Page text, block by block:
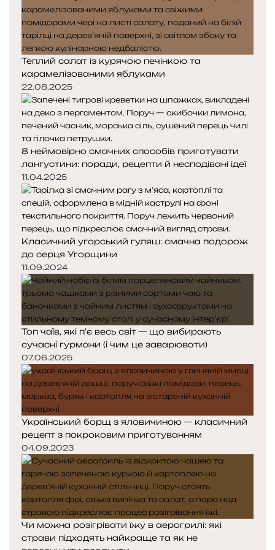
Теплий салат із курячою печінкою та
карамелізованими яблуками
22.08.2025
8 неймовірно смачних способів приготувати
лангустини: поради, рецепти й несподівані ідеї
11.04.2025
Класичний угорський гуляш: смачна подорож
до серця Угорщини
11.09.2024
Топ чаїв, які п’є весь світ — що вибирають
сучасні гурмани (і чим це заварювати)
07.06.2025
Український борщ з яловичиною — класичний
рецепт з покроковим приготуванням
04.09.2023
Чи можна розігрівати їжу в аерогрилі: які
страви підходять найкраще та як не